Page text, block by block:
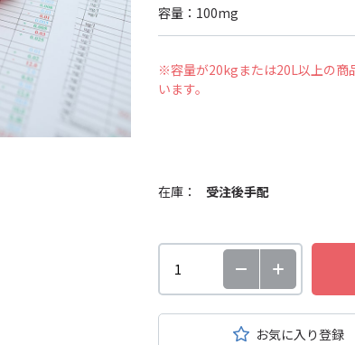
容量：100mg
※容量が20kgまたは20L以上の商
います。
在庫： 受注後手配
お気に入り登録